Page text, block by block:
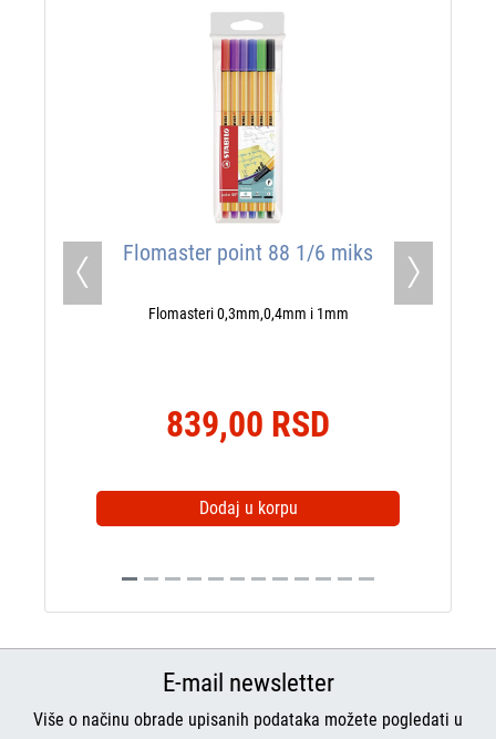
Flomaster point 88 1/6 miks
Flomasteri 0,3mm,0,4mm i 1mm
839,00 RSD
Dodaj u korpu
Previous Next
E-mail newsletter
Više o načinu obrade upisanih podataka možete pogledati u